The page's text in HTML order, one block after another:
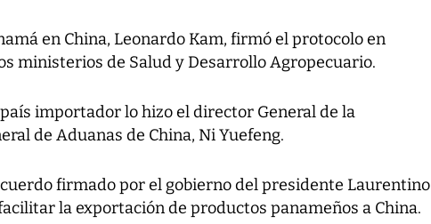
en China, Leonardo Kam, firmó el protocolo en
ministerios de Salud y Desarrollo Agropecuario.
importador lo hizo el director General de la
de Aduanas de China, Ni Yuefeng.
firmado por el gobierno del presidente Laurentino
la exportación de productos panameños a China.